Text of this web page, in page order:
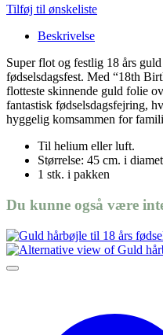
Tilføj til ønskeliste
Beskrivelse
Super flot og festlig 18 års
fødselsdagsfest. Med “18th
flotteste skinnende guld folie
fantastisk fødselsdagsfejring,
hyggelig komsammen for
Til helium eller luft.
Størrelse: 45 cm. i
1 stk. i pakken
Du kunne også være